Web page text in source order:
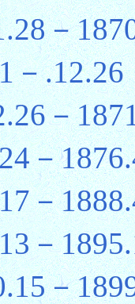
－
－.12.26
－
－
－
－
－